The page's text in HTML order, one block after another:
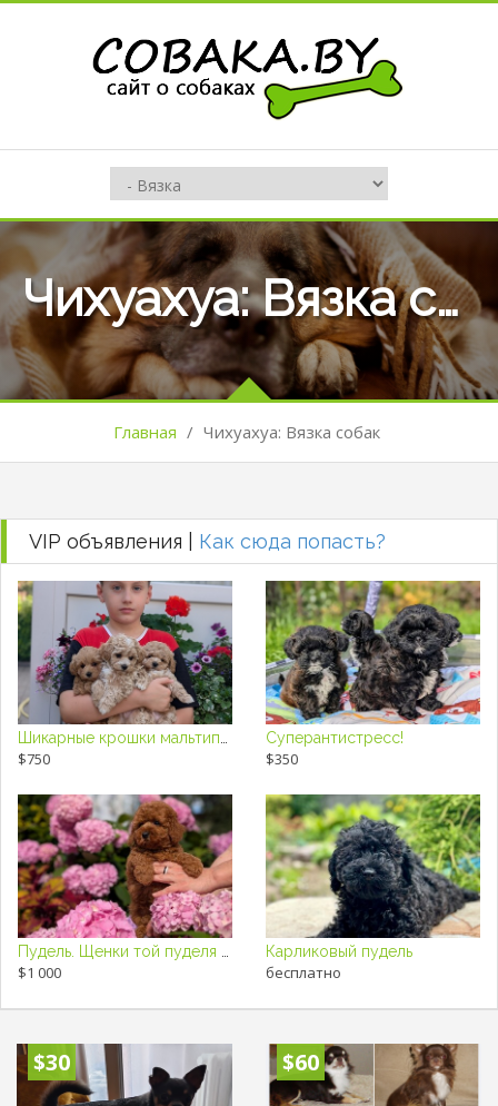
Чихуахуа: Вязка собак
Главная / Чихуахуа: Вязка собак
VIP объявления | Как сюда попасть?
$750
Суперантистресс!
$350
$1 000
Карликовый пудель
бесплатно
$30 $60